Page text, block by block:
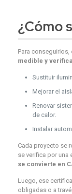
¿Cómo
Para conseguirlos,
medible y
Sustituir
Mejorar el
Renovar
de calor.
Instalar
Cada proyecto se
se verifica por una
se convierte en
Luego, ese
obligadas o a